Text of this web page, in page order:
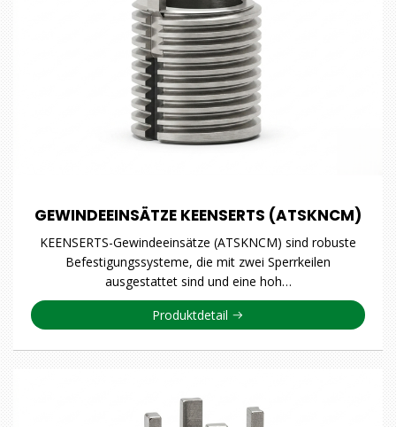
GEWINDEEINSÄTZE KEENSERTS (ATSKNCM)
KEENSERTS-Gewindeeinsätze (ATSKNCM) sind robuste
Befestigungssysteme, die mit zwei Sperrkeilen
ausgestattet sind und eine hoh…
Produktdetail